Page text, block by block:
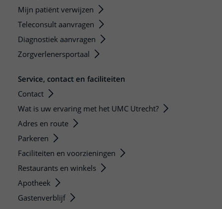
Mijn patiënt verwijzen
Teleconsult aanvragen
Diagnostiek aanvragen
Zorgverlenersportaal
Service, contact en faciliteiten
Contact
Wat is uw ervaring met het UMC Utrecht?
Adres en route
Parkeren
Faciliteiten en voorzieningen
Restaurants en winkels
Apotheek
Gastenverblijf